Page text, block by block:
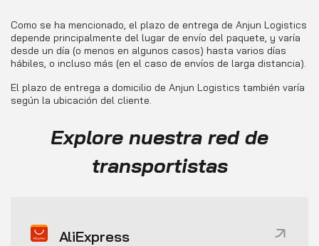
Como se ha mencionado, el plazo de entrega de Anjun Logistics
depende principalmente del lugar de envío del paquete, y varía
desde un día (o menos en algunos casos) hasta varios días
hábiles, o incluso más (en el caso de envíos de larga distancia).
El plazo de entrega a domicilio de Anjun Logistics también varía
según la ubicación del cliente.
Explore nuestra red de
transportistas
AliExpress